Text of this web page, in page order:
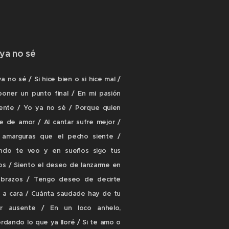
no sé
no sé / Si hice bien o si hice mal /
un punto final / En mi pasión
/ Yo ya no sé / Porque quien
de amor / Al cantar sufre mejor /
amarguras que el pecho siente /
te veo y en sueños sigo tus
/ Siento el deseo de lanzarme en
/ Tengo deseo de decirte
a cara / Cuánta saudade hay de tu
ausente / En un loco anhelo,
lo que ya lloré / Si te amo o